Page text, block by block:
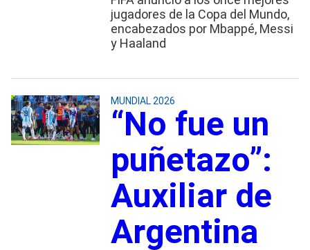
jugadores de la Copa del Mundo,
encabezados por Mbappé, Messi
y Haaland
MUNDIAL 2026
“No fue un
puñetazo”:
Auxiliar de
Argentina